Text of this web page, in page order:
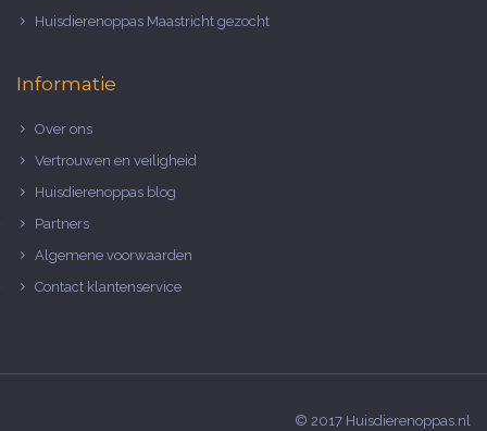
Huisdierenoppas Maastricht gezocht
Informatie
Over ons
Vertrouwen en veiligheid
Huisdierenoppas blog
Partners
Algemene voorwaarden
Contact klantenservice
© 2017 Huisdierenoppas.nl